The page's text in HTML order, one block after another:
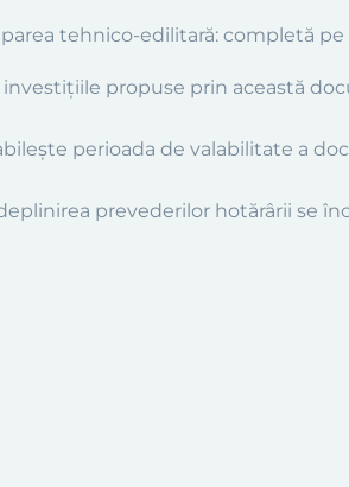
tehnico-edilitară: completă pe
investiţiile propuse prin această
perioada de valabilitate a
prevederilor hotărârii se